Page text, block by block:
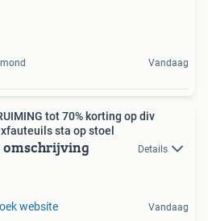
Vandaag
tot 70% korting op div
sta op stoel
omschrijving Details
website Vandaag